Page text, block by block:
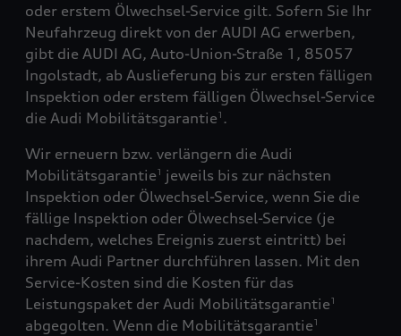
oder erstem Ölwechsel-Service gilt. Sofern Sie Ihr
Neufahrzeug direkt von der AUDI AG erwerben,
gibt die AUDI AG, Auto-Union-Straße 1, 85057
Ingolstadt, ab Auslieferung bis zur ersten fälligen
Inspektion oder erstem fälligen Ölwechsel-Service
die Audi Mobilitätsgarantie1 .
Wir erneuern bzw. verlängern die Audi
Mobilitätsgarantie1
jeweils bis zur nächsten
Inspektion oder Ölwechsel-Service, wenn Sie die
fällige Inspektion oder Ölwechsel-Service (je
nachdem, welches Ereignis zuerst eintritt) bei
ihrem Audi Partner durchführen lassen. Mit den
Service-Kosten sind die Kosten für das
Leistungspaket der Audi Mobilitätsgarantie1
abgegolten. Wenn die Mobilitätsgarantie1